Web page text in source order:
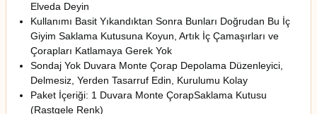
Elveda Deyin
Kullanımı Basit Yıkandıktan Sonra Bunları Doğrudan Bu İç
Giyim Saklama Kutusuna Koyun, Artık İç Çamaşırları ve
Çorapları Katlamaya Gerek Yok
Sondaj Yok Duvara Monte Çorap Depolama Düzenleyici,
Delmesiz, Yerden Tasarruf Edin, Kurulumu Kolay
Paket İçeriği: 1 Duvara Monte ÇorapSaklama Kutusu
(Rastgele Renk)